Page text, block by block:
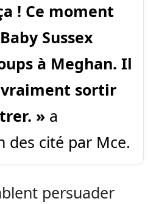
! Ce moment
Sussex
à Meghan. Il
sortir
» a
des cité par Mce.
persuader